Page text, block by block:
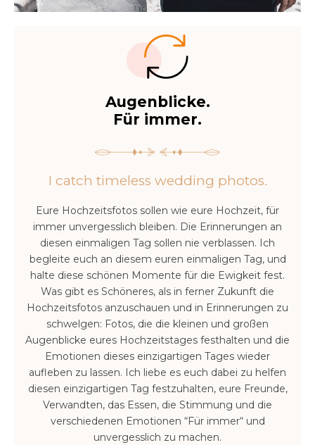
Augenblicke.
Für immer.
I catch timeless wedding photos.
Eure Hochzeitsfotos sollen wie eure Hochzeit, für
immer unvergesslich bleiben. Die Erinnerungen an
diesen einmaligen Tag sollen nie verblassen. Ich
begleite euch an diesem euren einmaligen Tag, und
halte diese schönen Momente für die Ewigkeit fest.
Was gibt es Schöneres, als in ferner Zukunft die
Hochzeitsfotos anzuschauen und in Erinnerungen zu
schwelgen: Fotos, die die kleinen und großen
Augenblicke eures Hochzeitstages festhalten und die
Emotionen dieses einzigartigen Tages wieder
aufleben zu lassen. Ich liebe es euch dabei zu helfen
diesen einzigartigen Tag festzuhalten, eure Freunde,
Verwandten, das Essen, die Stimmung und die
verschiedenen Emotionen “Für immer“ und
unvergesslich zu machen.